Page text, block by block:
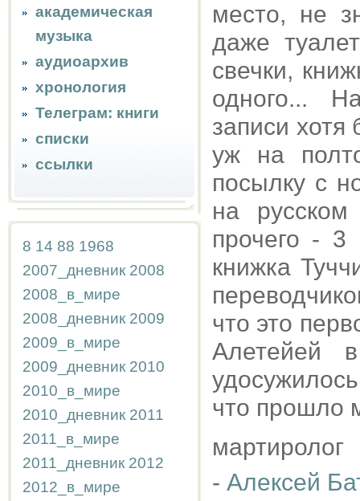
академическая
музыка
аудиоархив
хронология
Телеграм: книги
списки
ссылки
8 14 88 1968
2007_дневник 2008
2008_в_мире
2008_дневник 2009
2009_в_мире
2009_дневник 2010
2010_в_мире
2010_дневник 2011
2011_в_мире
2011_дневник 2012
2012_в_мире
место, не
даже
свечки,
одного...
записи хотя
уж на
посылку с
на
прочего -
книжка
что это
Алетейей
что прошло
мартиролог
- Алексей